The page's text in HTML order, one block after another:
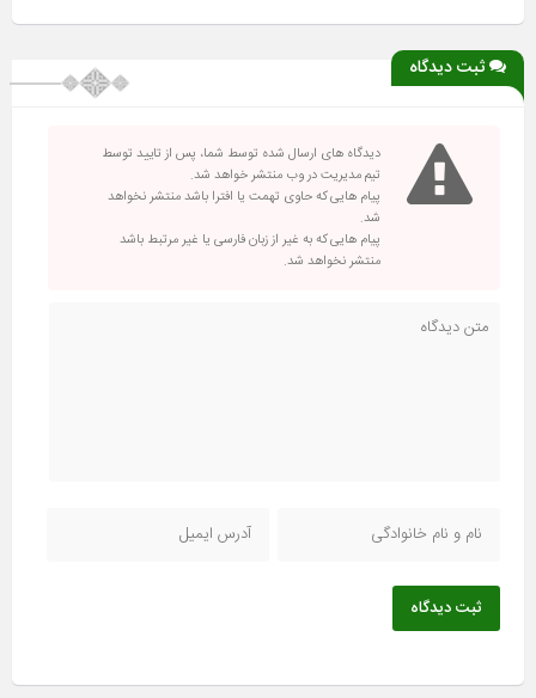
ثبت دیدگاه
دیدگاه های ارسال شده توسط شما، پس از تایید توسط
تیم مدیریت در وب منتشر خواهد شد.
پیام هایی که حاوی تهمت یا افترا باشد منتشر نخواهد
شد.
پیام هایی که به غیر از زبان فارسی یا غیر مرتبط باشد
منتشر نخواهد شد.
ثبت دیدگاه